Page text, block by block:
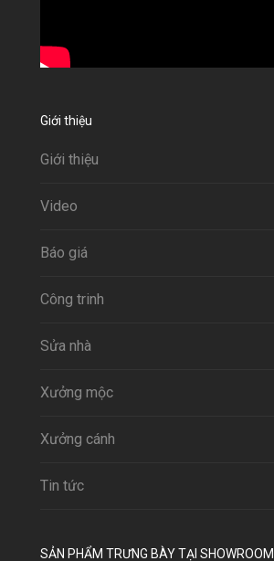
Giới thiệu
Giới thiệu
Video
Báo giá
Công trinh
Sửa nhà
Xưởng mộc
Xưởng cánh
Tin tức
SẢN PHẨM TRƯNG BÀY TẠI SHOWROOM